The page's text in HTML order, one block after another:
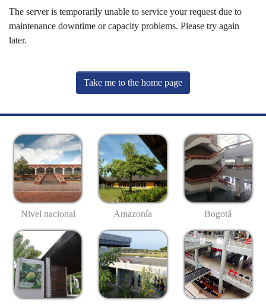
The server is temporarily unable to service your request due to
maintenance downtime or capacity problems. Please try again
later.
Take me to the home page
Nivel nacional Amazonía Bogotá